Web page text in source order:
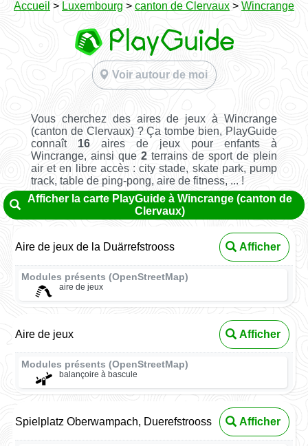
Accueil > Luxembourg > canton de Clervaux > Wincrange
Voir autour de moi
Vous cherchez des aires de jeux à Wincrange
(canton de Clervaux) ? Ça tombe bien, PlayGuide
connaît 16aires de jeux pour enfants à
Wincrange, ainsi que 2terrains de sport de plein
air et en libre accès : city stade, skate park, pump
track, table de ping-pong, aire de fitness, ... !
Afficher la carte PlayGuide à Wincrange (canton de
Clervaux)
Aire de jeux de la Duärrefstrooss Afficher
Modules présents (OpenStreetMap)
aire de jeux
Aire de jeux Afficher
Modules présents (OpenStreetMap)
balançoire à bascule
Spielplatz Oberwampach, Duerefstrooss Afficher